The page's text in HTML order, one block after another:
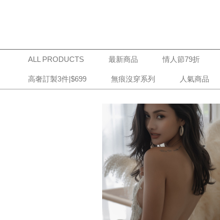
ALL PRODUCTS 最新商品 情人節79折
高奢訂製3件|$699 無痕沒穿系列 人氣商品